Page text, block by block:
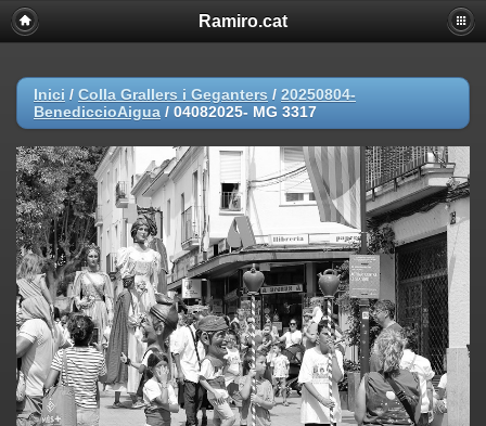
Ramiro.cat
Inici / Colla Grallers i Geganters / 20250804-
BenediccioAigua / 04082025- MG 3317